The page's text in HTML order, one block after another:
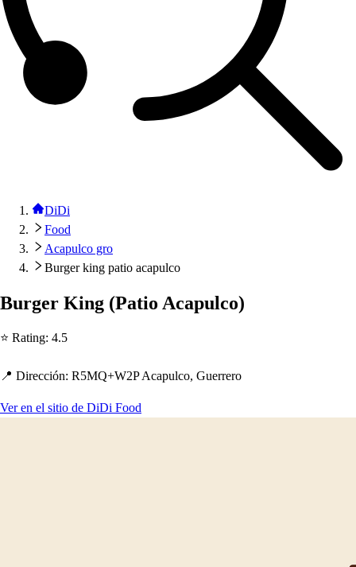
DiDi
Food
Acapulco gro
Burger king patio acapulco
Burger King (Patio Acapulco)
⭐ Rating: 4.5
📍 Dirección: R5MQ+W2P Acapulco, Guerrero
Ver en el sitio de DiDi Food